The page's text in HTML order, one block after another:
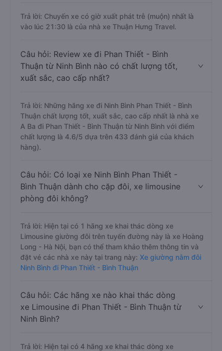
Trả lời: Chuyến xe có giờ xuất phát trễ (muộn) nhất là
vào lúc 21:30 là của nhà xe Thuận Hưng Travel.
Câu hỏi: Review xe đi Phan Thiết - Bình
Thuận từ Ninh Bình nào có chất lượng tốt,
xuất sắc, cao cấp nhất?
Trả lời: Những hãng xe đi Ninh Bình Phan Thiết - Bình
Thuận chất lượng tốt, xuất sắc, cao cấp nhất là nhà xe
A Ba đi Phan Thiết - Bình Thuận từ Ninh Bình với điểm
chất lượng là 4.6/5 dựa trên 433 đánh giá của khách
hàng).
Câu hỏi: Có loại xe Ninh Bình Phan Thiết -
Bình Thuận dành cho cặp đôi, xe limousine
phòng đôi không?
Trả lời: Hiện tại có 1 hãng xe khai thác dòng xe
Limousine giường đôi trên tuyến đường này là xe Hoàng
Long - Hà Nội, bạn có thể tham khảo thêm thông tin và
đặt vé các nhà xe này tại trang này: Xe giường nằm đôi
Ninh Bình đi Phan Thiết - Bình Thuận
Câu hỏi: Các hãng xe nào khai thác dòng
xe Limousine đi Phan Thiết - Bình Thuận từ
Ninh Bình?
Trả lời: Hiện tại có 4 hãng xe khai thác dòng xe